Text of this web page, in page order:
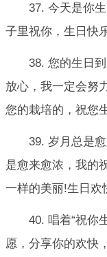
37. 今天是你
子里祝你，生日快
38. 您的生日
放心，我一定会努
您的栽培的，祝您
39. 岁月总是
是愈来愈浓，我的
一样的美丽!生日欢
40. 唱着“祝你
愿，分享你的欢快